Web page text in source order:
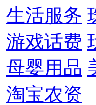
生活服务
游戏话费
母婴用品
淘宝农资